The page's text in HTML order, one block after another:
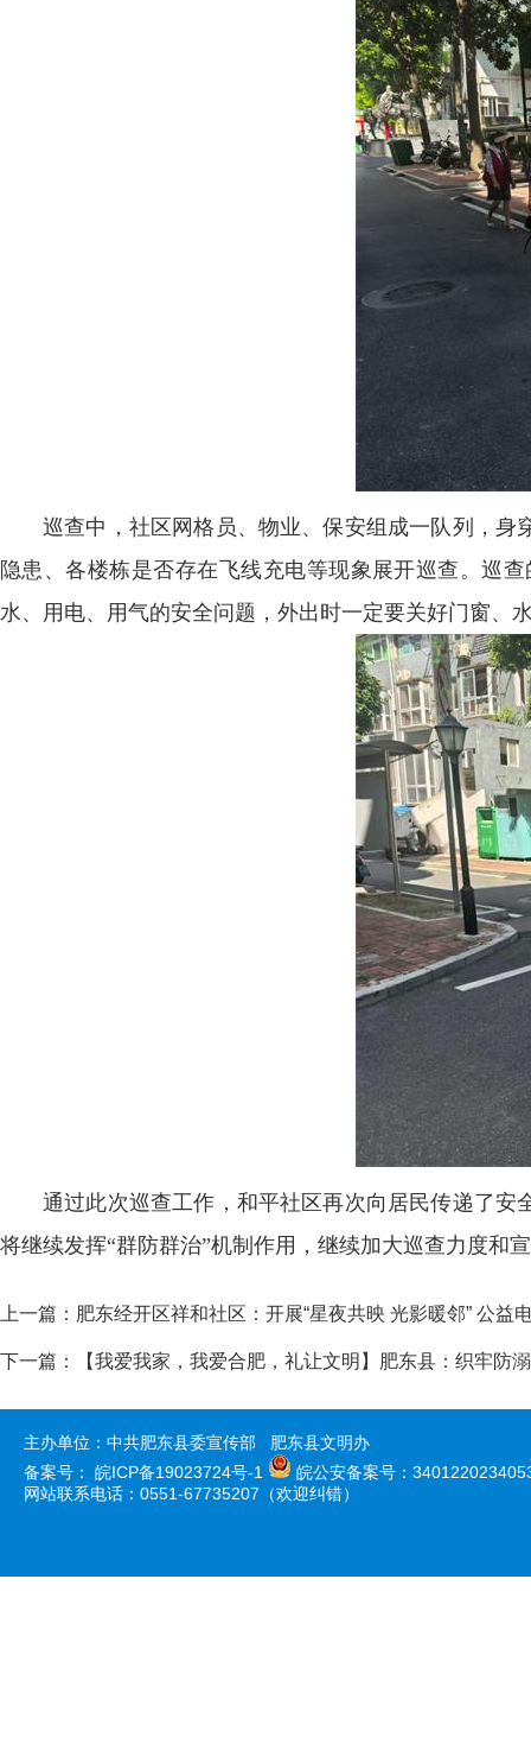
巡查中，社区网格员、物业、保安组成一队列，
隐患、各楼栋是否存在飞线充电等现象展开巡查。巡
水、用电、用气的安全问题，外出时一定要关好门窗、
通过此次巡查工作，和平社区再次向居民传递了
将继续发挥“群防群治”机制作用，继续加大巡查力度和
上一篇： 肥东经开区祥和社区：开展“星夜共映 光影暖邻” 公益
下一篇： 【我爱我家，我爱合肥，礼让文明】肥东县：织牢防
主办单位：中共肥东县委宣传部 肥东县文明办
备案号： 皖ICP备19023724号-1
皖公安备案号：
网站联系电话：0551-67735207（欢迎纠错）